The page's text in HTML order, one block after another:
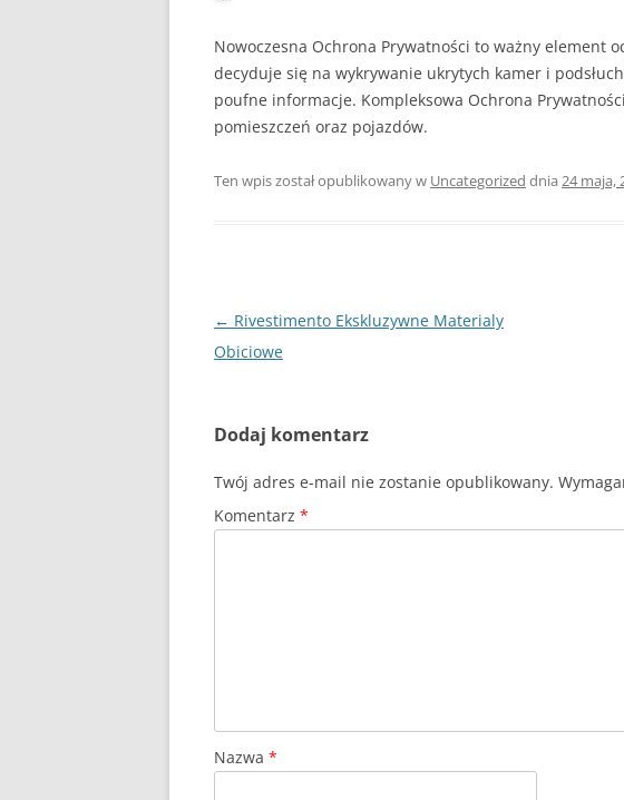
Nowoczesna Ochrona Prywatności to ważny element
decyduje się na wykrywanie ukrytych kamer i
poufne informacje. Kompleksowa Ochrona
pomieszczeń oraz pojazdów.
Ten wpis został opublikowany w Uncategorized dnia 24 maja,
Nawigacja
wpisu
← Rivestimento Ekskluzywne Materialy
Obiciowe
Dodaj komentarz
Twój adres e-mail nie zostanie opublikowany.
Komentarz *
Nazwa *